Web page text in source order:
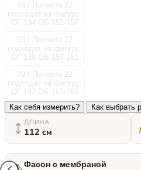
66 / Полнота 22
подходит на фигуру:
ОГ 134 ОБ 153-157
68 / Полнота 22
подходит на фигуру:
ОГ 138 ОБ 157-161
70 / Полнота 22
подходит на фигуру:
ОГ 142 ОБ 161-165
Как себя измерить?
Как выбрать
ДЛИНА
112 см
Фасон с мембраной